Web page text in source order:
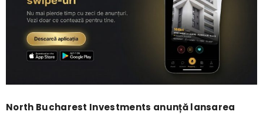
North Bucharest Investments anunță lansarea